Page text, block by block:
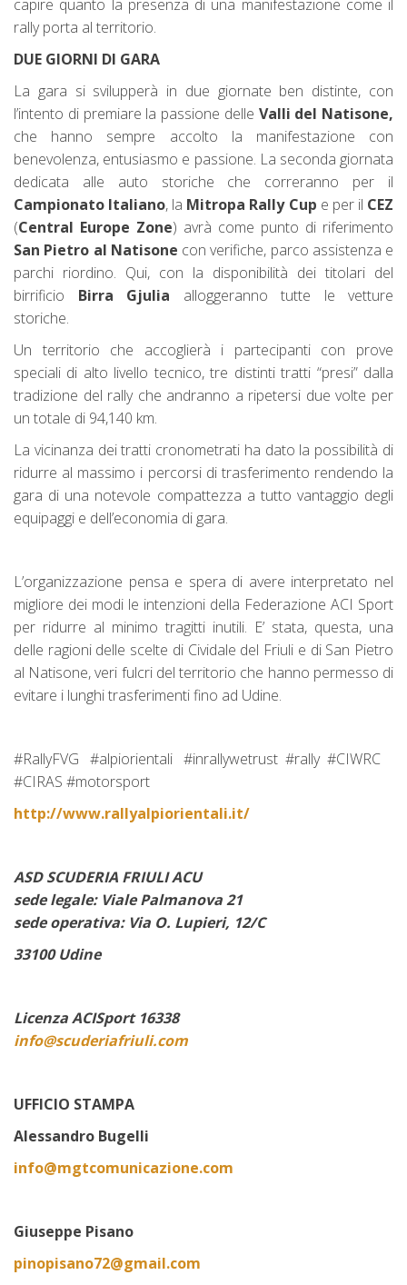
capire quanto la presenza di una manifestazione come il
rally porta al territorio.
DUE GIORNI DI GARA
La gara si svilupperà in due giornate ben distinte, con
l’intento di premiare la passione delle Valli del Natisone,
che hanno sempre accolto la manifestazione con
benevolenza, entusiasmo e passione. La seconda giornata
dedicata alle auto storiche che correranno per il
Campionato Italiano, la Mitropa Rally Cup e per il CEZ
(Central Europe Zone) avrà come punto di riferimento
San Pietro al Natisone con verifiche, parco assistenza e
parchi riordino. Qui, con la disponibilità dei titolari del
birrificio Birra Gjulia alloggeranno tutte le vetture
storiche.
Un territorio che accoglierà i partecipanti con prove
speciali di alto livello tecnico, tre distinti tratti “presi” dalla
tradizione del rally che andranno a ripetersi due volte per
un totale di 94,140 km.
La vicinanza dei tratti cronometrati ha dato la possibilità di
ridurre al massimo i percorsi di trasferimento rendendo la
gara di una notevole compattezza a tutto vantaggio degli
equipaggi e dell’economia di gara.
L’organizzazione pensa e spera di avere interpretato nel
migliore dei modi le intenzioni della Federazione ACI Sport
per ridurre al minimo tragitti inutili. E’ stata, questa, una
delle ragioni delle scelte di Cividale del Friuli e di San Pietro
al Natisone, veri fulcri del territorio che hanno permesso di
evitare i lunghi trasferimenti fino ad Udine.
#RallyFVG #alpiorientali #inrallywetrust #rally #CIWRC
#CIRAS #motorsport
http://www.rallyalpiorientali.it/
ASD SCUDERIA FRIULI ACU
sede legale: Viale Palmanova 21
sede operativa: Via O. Lupieri, 12/C
33100 Udine
Licenza ACISport 16338
info@scuderiafriuli.com
UFFICIO STAMPA
Alessandro Bugelli
info@mgtcomunicazione.com
Giuseppe Pisano
pinopisano72@gmail.com